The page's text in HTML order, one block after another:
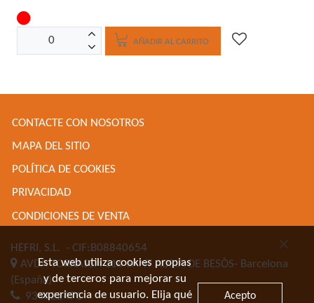
AÑADIR AL CARRITO
CONTACTE CON NOSOTROS
MAPA DEL SITIO
POLÍTICA DE COOKIES
PRIVACIDAD
CONDICIONES DE VENTA
HEFRI, S.L. - CIF:B08840654
AVDA TORRASSA 116SANT ADRIA DE BESÒS- Barcelona
(España)
934622471
Esta web utiliza cookies propias
y de terceros para mejorar su
experiencia de usuario. Elija qué
Acepto